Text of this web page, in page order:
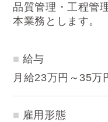
品質管理・工程管
本業務とします。
給与
月給23万円～35万
雇用形態